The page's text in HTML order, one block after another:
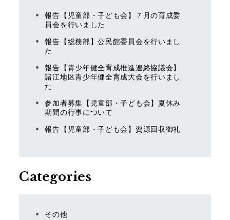
報告【児童部・子ども会】７月の育成委
員会を行いました
報告【総務部】公民館委員会を行いまし
た
報告【青少年健全育成推進連絡協議会】
諸江地区青少年健全育成大会を行いまし
た
参加者募集【児童部・子ども会】夏休み
期間の行事について
報告【児童部・子ども会】資源回収御礼
Categories
その他